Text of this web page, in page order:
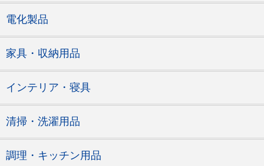
電化製品
家具・収納用品
インテリア・寝具
清掃・洗濯用品
調理・キッチン用品